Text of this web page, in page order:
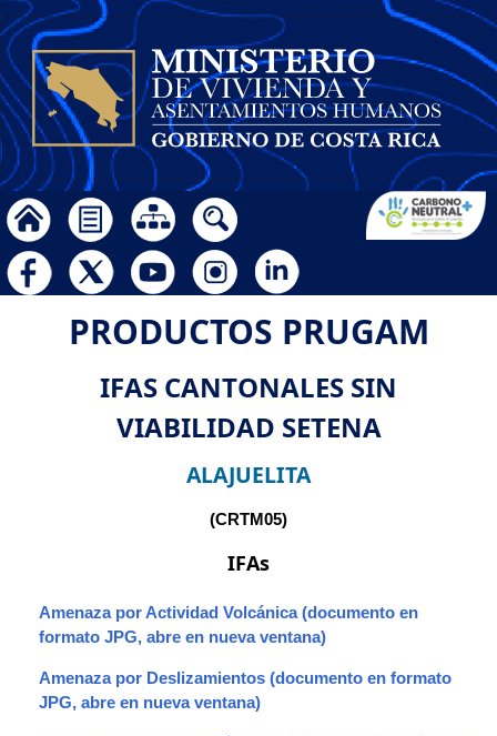
PRODUCTOS PRUGAM
IFAS CANTONALES SIN
VIABILIDAD SETENA
ALAJUELITA
(CRTM05)
IFAs
Amenaza por Actividad Volcánica
Amenaza por Deslizamientos